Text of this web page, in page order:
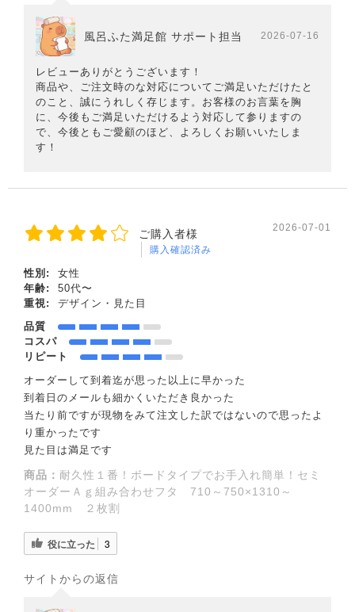
風呂ふた満足館 サポート担当 2026-07-16
レビューありがとうございます！
商品や、ご注文時のな対応についてご満足いただけたと
のこと、誠にうれしく存じます。お客様のお言葉を胸
に、今後もご満足いただけるよう対応して参りますの
で、今後ともご愛顧のほど、よろしくお願いいたしま
す！
ご購入者様
購入確認済み
2026-07-01
性別:
女性
年齢:
50代〜
重視:
デザイン・見た目
品質
コスパ
リピート
オーダーして到着迄が思った以上に早かった
到着日のメールも細かくいただき良かった
当たり前ですが現物をみて注文した訳ではないので思ったよ
り重かったです
見た目は満足です
商品： 耐久性１番！ボードタイプでお手入れ簡単！セミ
オーダーＡｇ組み合わせフタ 710～750×1310～
1400mm ２枚割
役に立った 3
サイトからの返信